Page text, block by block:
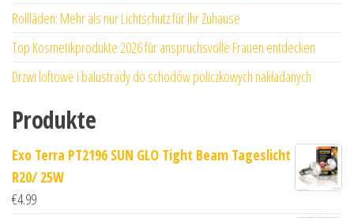
Rollläden: Mehr als nur Lichtschutz für Ihr Zuhause
Top Kosmetikprodukte 2026 für anspruchsvolle Frauen entdecken
Drzwi loftowe i balustrady do schodów policzkowych nakładanych
Produkte
Exo Terra PT2196 SUN GLO Tight Beam Tageslicht
R20/ 25W
€4.99